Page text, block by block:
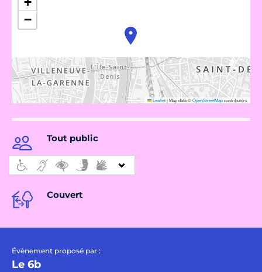
−
Leaflet|Map data ©OpenStreetMapcontributors
Tout public
Couvert
Évènement proposé par :
Le 6b